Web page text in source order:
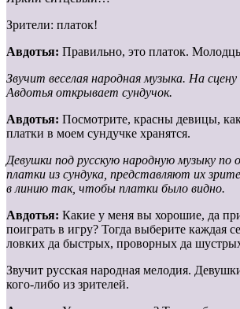
Зрители: платок!
Авдотья: Правильно, это платок.
Звучит веселая народная музыка. На
Авдотья открывает сундучок.
Авдотья: Посмотрите, красны девицы,
платки в моем сундучке хранятся.
Девушки под русскую народную музыку по
платки из сундука, представляют их
в линию так, чтобы платки было видно.
Авдотья: Какие у меня вы хорошие, да
поиграть в игру? Тогда выберите каждая
ловких да быстрых, проворных да
Звучит русская народная мелодия.
кого-либо из зрителей.